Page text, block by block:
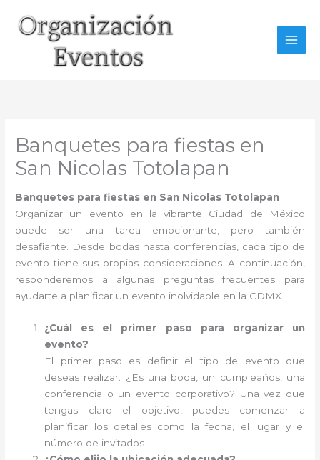
contenido
Banquetes para fiestas en
San Nicolas Totolapan
Banquetes para fiestas en San Nicolas Totolapan
Organizar un evento en la vibrante Ciudad de México
puede ser una tarea emocionante, pero también
desafiante. Desde bodas hasta conferencias, cada tipo de
evento tiene sus propias consideraciones. A continuación,
responderemos a algunas preguntas frecuentes para
ayudarte a planificar un evento inolvidable en la CDMX.
¿Cuál es el primer paso para organizar un
evento?
El primer paso es definir el tipo de evento que
deseas realizar. ¿Es una boda, un cumpleaños, una
conferencia o un evento corporativo? Una vez que
tengas claro el objetivo, puedes comenzar a
planificar los detalles como la fecha, el lugar y el
número de invitados.